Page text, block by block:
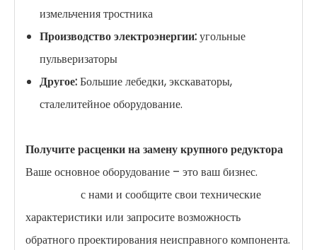
измельчения тростника
Производство электроэнергии:угольные
пульверизаторы
Другое:Большие лебедки, экскаваторы,
сталелитейное оборудование.
Получите расценки на замену крупного редуктора
Ваше основное оборудование – это ваш бизнес.
с нами и сообщите свои технические
характеристики или запросите возможность
обратного проектирования неисправного компонента.